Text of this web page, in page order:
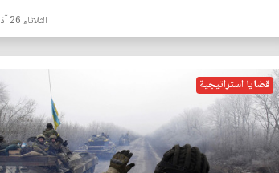
الثلاثاء 26 آذار 2024
قضايا استراتيجية